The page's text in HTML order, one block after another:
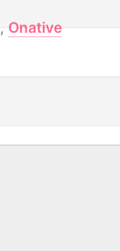
, Onative